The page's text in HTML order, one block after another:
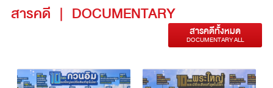
สารคดี | DOCUMENTARY
สารคดีทั้งหมด
DOCUMENTARY ALL